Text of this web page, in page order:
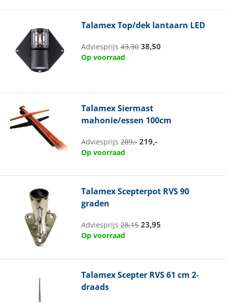
TalamexTop/dek lantaarn LED
Adviesprijs43,30 38,50
Op voorraad
TalamexSiermast
mahonie/essen 100cm
Adviesprijs289,- 219,-
Op voorraad
TalamexScepterpot RVS 90
graden
Adviesprijs28,15 23,95
Op voorraad
TalamexScepter RVS 61 cm 2-
draads